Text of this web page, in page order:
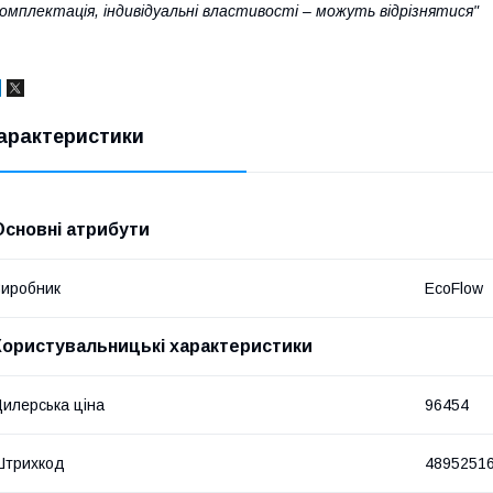
індивідуальні властивості – можуть відрізнятися"
атрибути
EcoFlow
характеристики
ціна 96454